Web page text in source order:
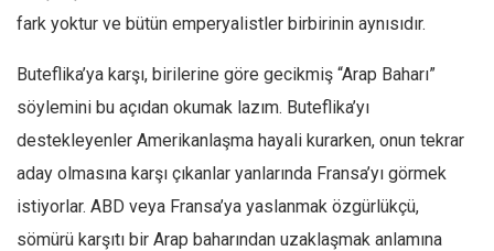
fark yoktur ve bütün emperyalistler birbirinin aynısıdır.
Buteflika’ya karşı, birilerine göre gecikmiş “Arap Baharı”
söylemini bu açıdan okumak lazım. Buteflika’yı
destekleyenler Amerikanlaşma hayali kurarken, onun tekrar
aday olmasına karşı çıkanlar yanlarında Fransa’yı görmek
istiyorlar. ABD veya Fransa’ya yaslanmak özgürlükçü,
sömürü karşıtı bir Arap baharından uzaklaşmak anlamına